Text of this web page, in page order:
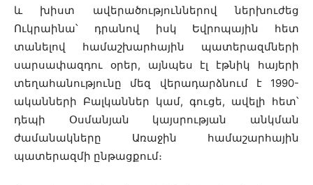
և խիստ ավերածություններով ներխուժեց
Ուկրաինա՝ դրանով իսկ Եվրոպային հետ
տանելով համաշխարհային պատերազմների
սարսափազդու օրեր, այնպես էլ էթնիկ հայերի
տեղահանությունը մեզ վերադարձնում է 1990-
ականների Բալկաններ կամ, գուցե, ավելի հետ՝
դեպի Օսմանյան կայսրության անկման
ժամանակները Առաջին համաշարհային
պատերազմի ընթացքում։